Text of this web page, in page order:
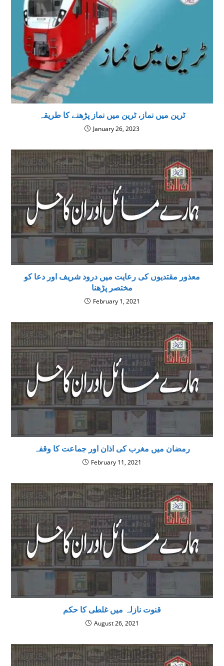
ٹرین میں نماز، ٹرین میں نماز پڑھنے کا طریقہ
January 26, 2023
معذور مقتدیوں کی رعایت میں درود شریف اور دعا کو
مختصر پڑھنا
February 1, 2021
رمضان میں مغرب کی اذان اور جماعت کا وقفہ
February 11, 2021
قنوت نازلہ میں غلطی کا حکم
August 26, 2021